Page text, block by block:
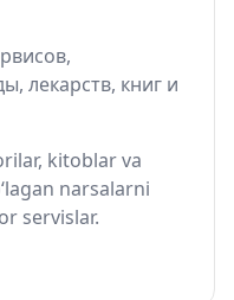
лекарств, книг и
kitoblar va
narsalarni
servislar.